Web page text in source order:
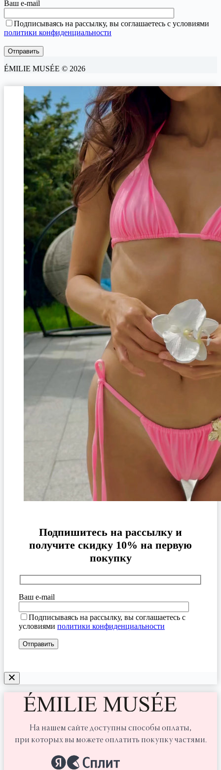
Ваш e-mail
Подписываясь на рассылку, вы соглашаетесь с условиями
политики конфиденциальности
ÉMILIE MUSÉE © 2026
Подпишитесь на рассылку и
получите скидку 10% на первую
покупку
Ваш e-mail
Подписываясь на рассылку, вы соглашаетесь с
условиями политики конфиденциальности
На нашем сайте доступны способы оплаты,
при которых вы можете оплатить покупку частями.